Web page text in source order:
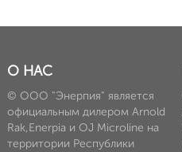
О НАС
© ООО "Энерпия" является
официальным дилером Arnold
Rak,Enerpia и OJ Microline на
территории Республики